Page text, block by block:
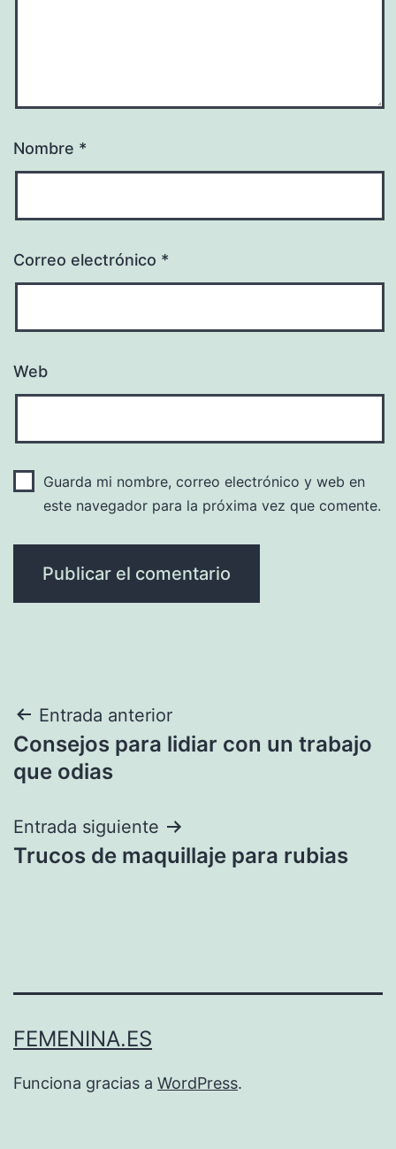
Nombre *
Correo electrónico *
Web
Guarda mi nombre, correo electrónico y web en
este navegador para la próxima vez que comente.
Navegación
de
Entrada anterior
Consejos para lidiar con un trabajo
que odias
Entrada siguiente
Trucos de maquillaje para rubias
FEMENINA.ES
Funciona gracias a WordPress.